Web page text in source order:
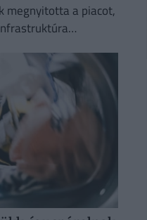
megnyitotta a piacot,